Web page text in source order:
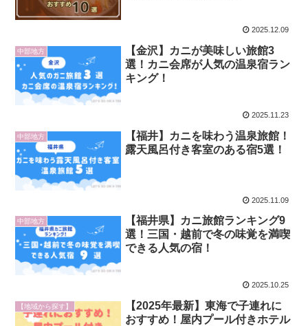
2025.12.09
中部地方
【金沢】カニが美味しい旅館3
選！カニ会席が人気の温泉宿ラン
キング！
2025.11.23
中部地方
【福井】カニを味わう温泉旅館！
露天風呂付き客室のある宿5選！
2025.11.09
中部地方
【福井県】カニ旅館ランキング9
選！三国・越前で冬の味覚を満喫
できる人気の宿！
2025.10.25
【地域から探す】
【2025年最新】東海で子連れに
おすすめ！屋内プール付きホテル